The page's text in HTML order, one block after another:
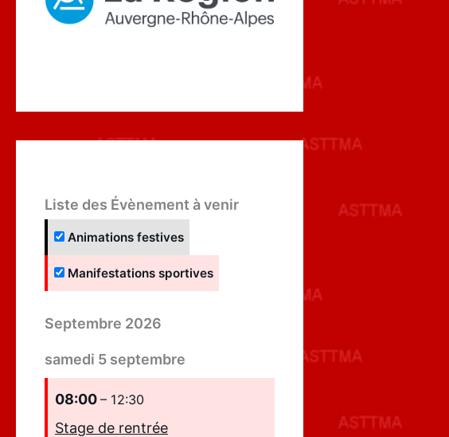
Liste des Évènement à venir
Animations festives
Manifestations sportives
Septembre 2026
samedi 5 septembre
08:00 – 12:30
Stage de rentrée